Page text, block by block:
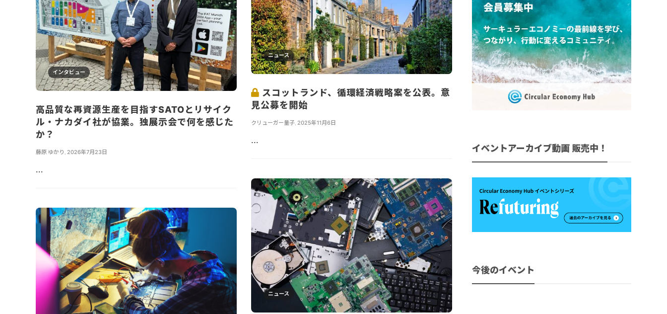
インタビュー
高品質な再資源生産を目指すSATOとリサイク
ル・ナカダイ社が協業。独展示会で何を感じた
か？
藤原 ゆかり 2026年7月23日
...
ニュース
スコットランド、循環経済戦略案を公表。意
見公募を開始
クリューガー量子 2025年11月6日
...
ニュース
イベントアーカイブ動画 販売中！
今後のイベント